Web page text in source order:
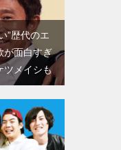
”歴代のエ
が面白すぎ
ツメイシも